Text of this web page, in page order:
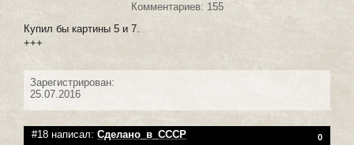
Комментариев: 155
Купил бы картины 5 и 7.
+++
Зарегистрирован:
25.07.2016
#18 написал: Сделано_в_СССР 0